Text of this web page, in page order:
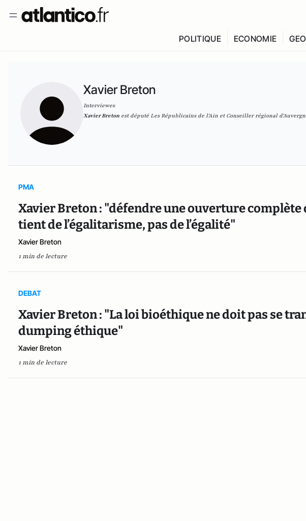
POLITIQUE ECONOMIE
Xavier Breton
Interviewes
Xavier Breton est député Les Républicains de l'Ain et Conseiller régional
PMA
Xavier Breton : "défendre une ouverture complète
tient de l’égalitarisme, pas de l’égalité"
Xavier Breton
1 min de lecture
DEBAT
Xavier Breton : "La loi bioéthique ne doit pas se
dumping éthique"
Xavier Breton
1 min de lecture